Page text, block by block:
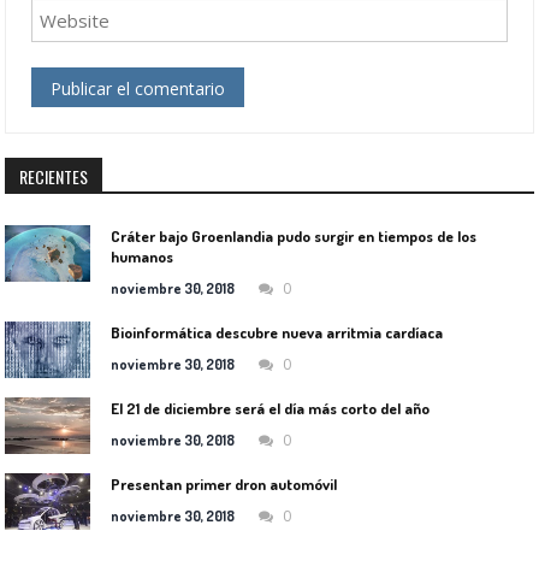
RECIENTES
Cráter bajo Groenlandia pudo surgir en tiempos de los
humanos
noviembre 30, 2018 0
Bioinformática descubre nueva arritmia cardíaca
noviembre 30, 2018 0
El 21 de diciembre será el día más corto del año
noviembre 30, 2018 0
Presentan primer dron automóvil
noviembre 30, 2018 0